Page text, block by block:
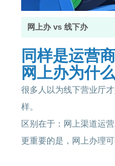
网上办 vs 线下办
同样是运营
网上办为什
很多人以为线下营业厅
样。
区别在于：网上渠道运
更重要的是，网上办理